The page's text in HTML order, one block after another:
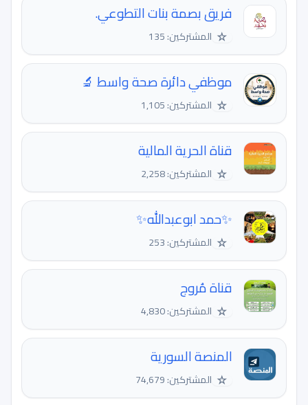
فريق بصمة بنات التطوعي.
☆ المشتركين: 135
موظفي دائرة صحة واسط 🔬
☆ المشتركين: 1,105
قناة الحرية المالية
☆ المشتركين: 2,258
✨حمد ابوعبدالله✨
☆ المشتركين: 253
قناة مُروج
☆ المشتركين: 4,830
المنصة السورية
☆ المشتركين: 74,679